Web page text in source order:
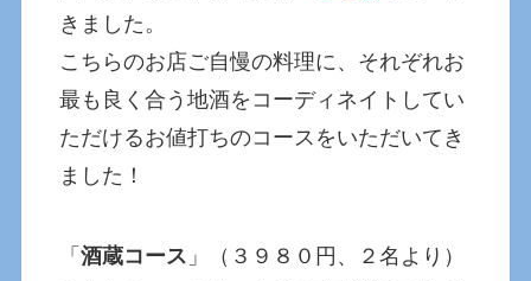
きました。
こちらのお店ご自慢の料理に、それぞれお
最も良く合う地酒をコーディネイトしてい
ただけるお値打ちのコースをいただいてき
ました！
「酒蔵コース 」（３９８０円、２名より）